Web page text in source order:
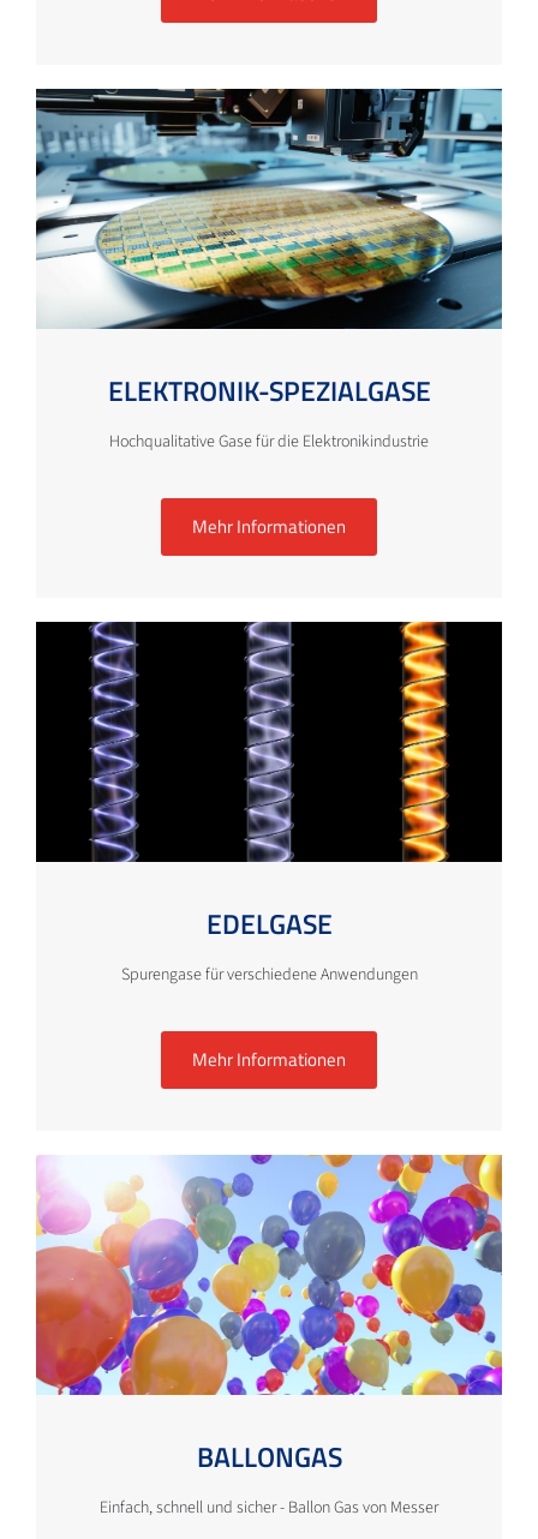
ELEKTRONIK-SPEZIALGASE
Hochqualitative Gase für die Elektronikindustrie
Mehr Informationen
EDELGASE
Spurengase für verschiedene Anwendungen
Mehr Informationen
BALLONGAS
Einfach, schnell und sicher - Ballon Gas von Messer